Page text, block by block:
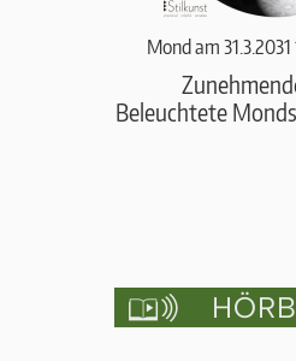
Mond am
Beleuchtete
